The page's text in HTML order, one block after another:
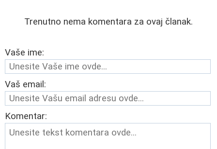
Trenutno nema komentara za ovaj članak.
Vaše ime:
Vaš email:
Komentar: